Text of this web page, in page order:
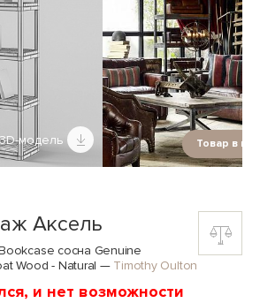
модель Товар в
Аксель
сосна Genuine
Wood - Natural — Timothy Oulton
и нет возможности